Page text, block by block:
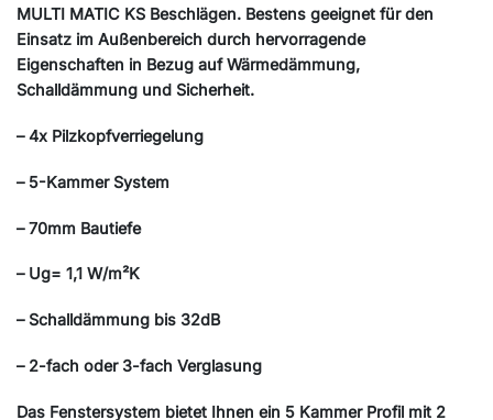
MULTI MATIC KS Beschlägen. Bestens geeignet für den
Einsatz im Außenbereich durch hervorragende
Eigenschaften in Bezug auf Wärmedämmung,
Schalldämmung und Sicherheit.
– 4x Pilzkopfverriegelung
– 5-Kammer System
– 70mm Bautiefe
– Ug= 1,1 W/m²K
– Schalldämmung bis 32dB
– 2-fach oder 3-fach Verglasung
Das Fenstersystem bietet Ihnen ein 5 Kammer Profil mit 2